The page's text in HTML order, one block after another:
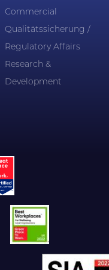
Commercial
Qualitätssicherung /
Regulatory Affairs
Research &
Development